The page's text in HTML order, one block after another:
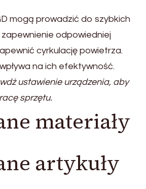
mogą prowadzić do szybkich
zapewnienie odpowiedniej
cyrkulację powietrza.
na ich efektywność.
ustawienie urządzenia, aby
sprzętu.
materiały
artykuły